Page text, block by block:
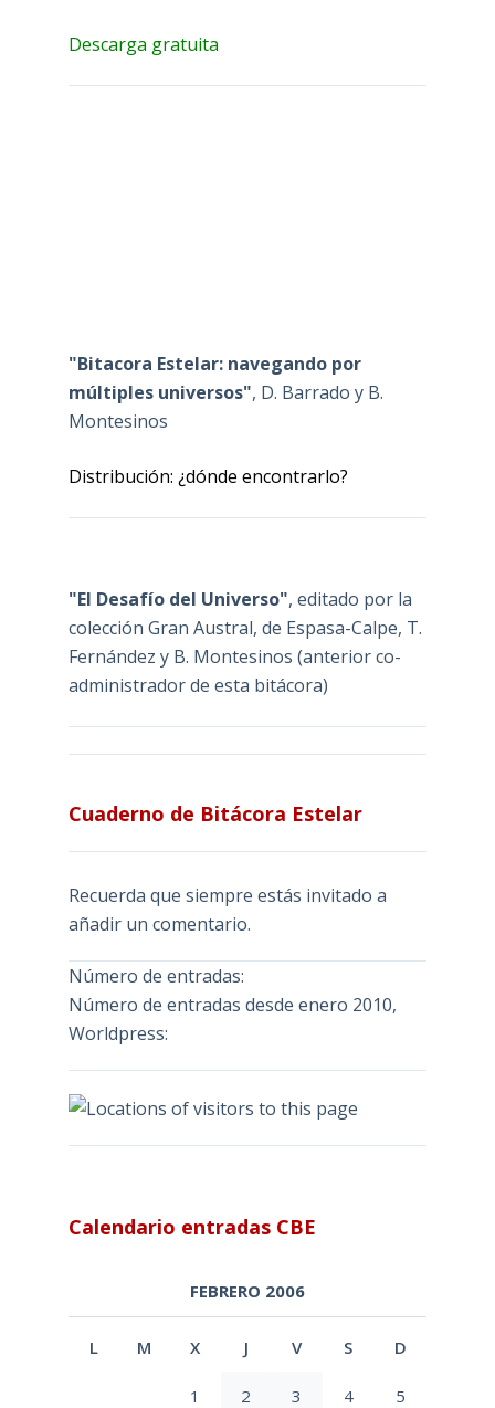
Descarga gratuita
"Bitacora Estelar: navegando por
múltiples universos", D. Barrado y B.
Montesinos
Distribución: ¿dónde encontrarlo?
"El Desafío del Universo", editado por la
colección Gran Austral, de Espasa-Calpe, T.
Fernández y B. Montesinos (anterior co-
administrador de esta bitácora)
Cuaderno de Bitácora Estelar
Recuerda que siempre estás invitado a
añadir un comentario.
Número de entradas:
Número de entradas desde enero 2010,
Worldpress:
Calendario entradas CBE
FEBRERO 2006
L M X J V S D
1 2 3 4 5